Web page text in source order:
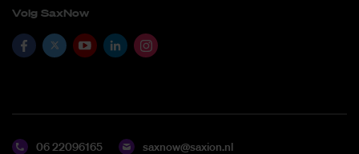
Volg SaxNow
06 22096165 saxnow@saxion.nl